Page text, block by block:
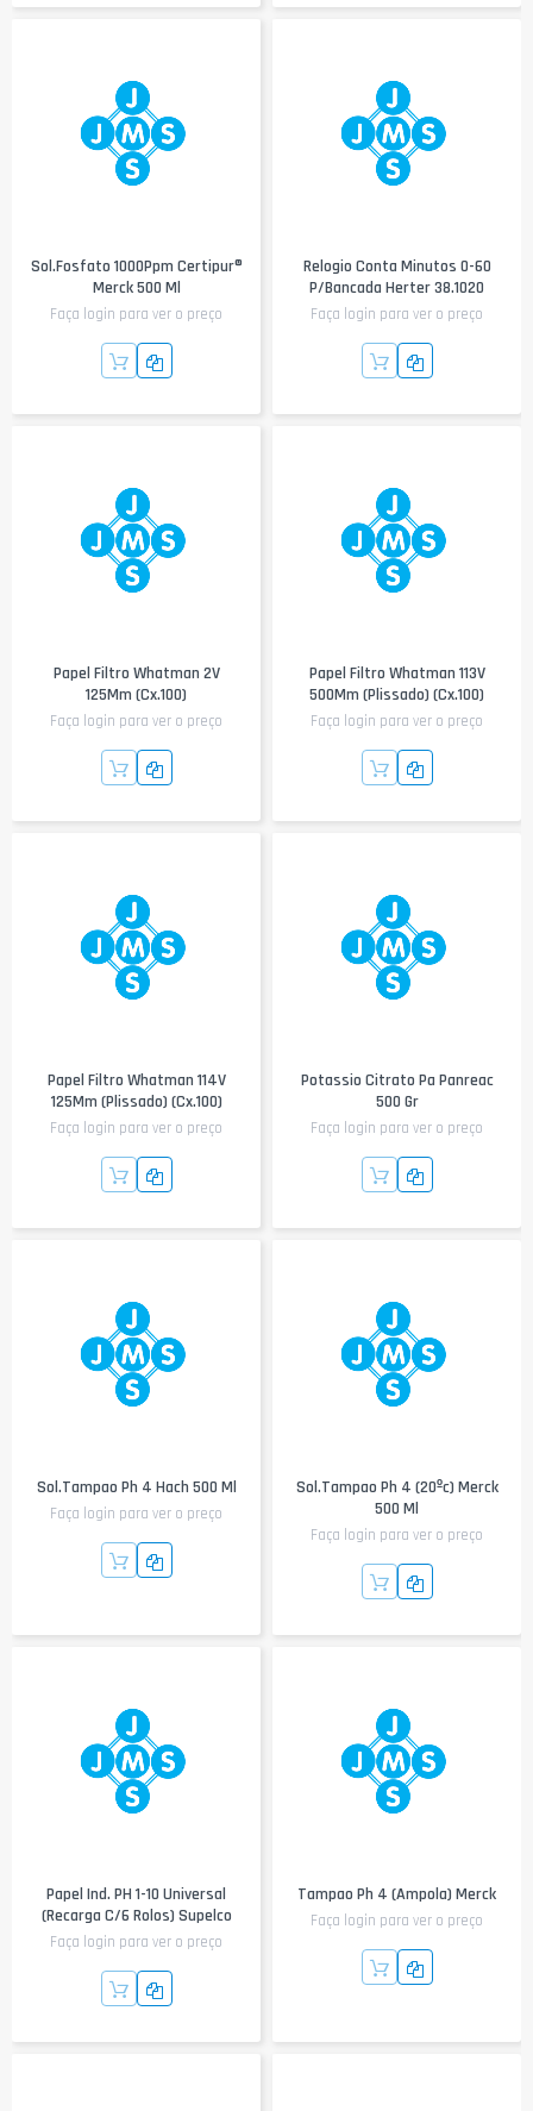
Sol.Fosfato 1000Ppm Certipur®
Merck 500 Ml
Faça login para ver o preço
Relogio Conta Minutos 0-60
P/bancada Herter 38.1020
Faça login para ver o preço
Papel Filtro Whatman 2V
125Mm (Cx.100)
Faça login para ver o preço
Papel Filtro Whatman 113V
500Mm (Plissado) (Cx.100)
Faça login para ver o preço
Papel Filtro Whatman 114V
125Mm (Plissado) (Cx.100)
Faça login para ver o preço
Potassio Citrato Pa Panreac
500 Gr
Faça login para ver o preço
Sol.Tampao Ph 4 Hach 500 Ml
Faça login para ver o preço
Sol.Tampao Ph 4 (20ºc) Merck
500 Ml
Faça login para ver o preço
Papel Ind. PH 1-10 Universal
(recarga C/6 Rolos) Supelco
Faça login para ver o preço
Tampao Ph 4 (Ampola) Merck
Faça login para ver o preço